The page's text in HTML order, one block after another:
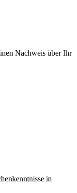
Nachweis über Ihr
in